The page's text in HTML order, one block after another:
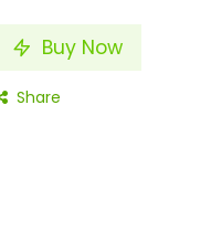
Buy Now
Share